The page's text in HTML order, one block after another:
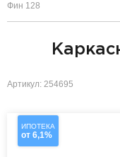
Фин 128
Артикул: 254695
ИПОТЕКА
от 6,1%